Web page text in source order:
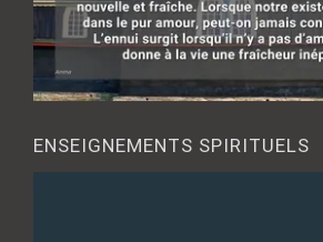
ENSEIGNEMENTS SPIRITUELS